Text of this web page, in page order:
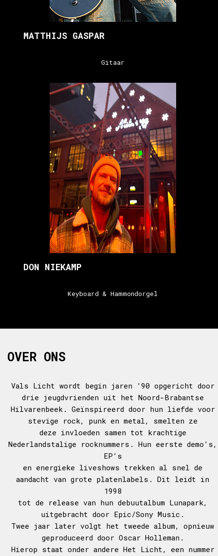
MATTHIJS GASPAR
Gitaar
DON NIEKAMP
Keyboard & Hammondorgel
OVER ONS
Vals Licht wordt begin jaren ’90 opgericht door
drie jeugdvrienden uit het Noord-Brabantse
Hilvarenbeek. Geïnspireerd door hun liefde voor
stevige rock, punk en metal, smelten ze
deze invloeden samen tot krachtige
Nederlandstalige rocknummers. Hun eerste demo’s,
EP’s
en energieke liveshows trekken al snel de
aandacht van grote platenlabels. Dit leidt in
1998
tot de release van hun debuutalbum Lunapark,
uitgebracht door Epic/Sony Music.
Twee jaar later volgt het tweede album, opnieuw
geproduceerd door Oscar Holleman.
Hierop staat onder andere Het Licht, een nummer